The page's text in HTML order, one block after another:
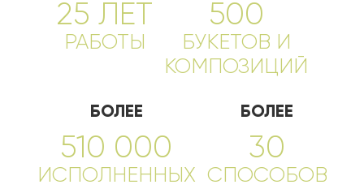
25 ЛЕТ
РАБОТЫ
500
БУКЕТОВ И
КОМПОЗИЦИЙ
БОЛЕЕ
510 000
ИСПОЛНЕННЫХ
БОЛЕЕ
30
СПОСОБОВ